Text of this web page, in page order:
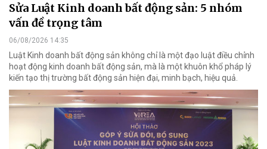
Sửa Luật Kinh doanh bất động sản: 5 nhóm
vấn đề trọng tâm
06/08/2026 14:35
Luật Kinh doanh bất động sản không chỉ là một đạo luật điều chỉnh
hoạt động kinh doanh bất động sản, mà là một khuôn khổ pháp lý
kiến tạo thị trường bất động sản hiện đại, minh bạch, hiệu quả.